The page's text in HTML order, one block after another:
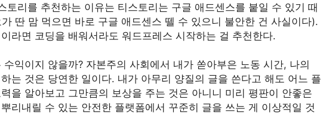
토리를 추천하는 이유는 티스토리는 구글 애드센스를 붙일 수 있기 때
딴 맘 먹으면 바로 구글 애드센스 뗄 수 있으니 불안한 건 사실이다).
라면 코딩을 배워서라도 워드프레스 시작하는 걸 추천한다.
익이지 않을까? 자본주의 사회에서 내가 쏟아부은 노동 시간, 나의
는 것은 당연한 일이다. 내가 아무리 양질의 글을 쓴다고 해도 어느 플
을 알아보고 그만큼의 보상을 주는 것은 아니니 미리 평판이 안좋은
리내릴 수 있는 안전한 플랫폼에서 꾸준히 글을 쓰는 게 이상적일 것